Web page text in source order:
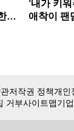
계
‘내가 키
애착이 팬
저작권 정책개인
거부사이트맵기